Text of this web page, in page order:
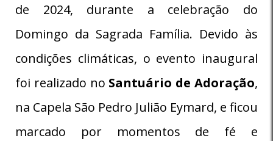
de 2024, durante a celebração do
Domingo da Sagrada Família. Devido às
condições climáticas, o evento inaugural
foi realizado no Santuário de Adoração,
na Capela São Pedro Julião Eymard, e ficou
marcado por momentos de fé e